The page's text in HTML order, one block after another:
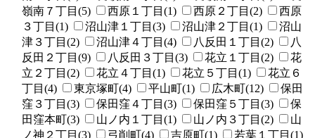
嶺南７丁目(5)
西原１丁目(1) 西原２丁目(2)
西原
３丁目(1)
沼山津１丁目(3) 沼山津２丁目(1)
沼山
津３丁目(2)
沼山津４丁目(4) 八反田１丁目(2)
八
反田２丁目(9)
八反田３丁目(3) 花立１丁目(2)
花
立２丁目(2)
花立４丁目(1) 花立５丁目(1)
花立６
丁目(4)
東京塚町(4) 平山町(1) 広木町(12)
保田
窪３丁目(3)
保田窪４丁目(3) 保田窪５丁目(3)
保
田窪本町(3)
山ノ内１丁目(1) 山ノ内３丁目(2)
山
ノ神２丁目(3)
弓削町(4) 吉原町(1)
若葉１丁目(1)